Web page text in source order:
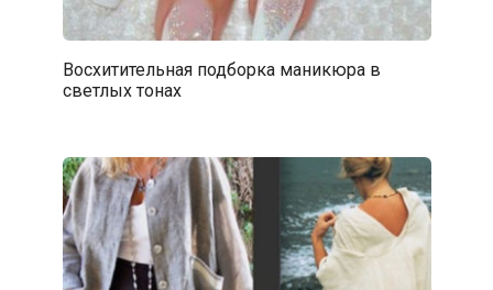
Восхитительная подборка маникюра в
светлых тонах